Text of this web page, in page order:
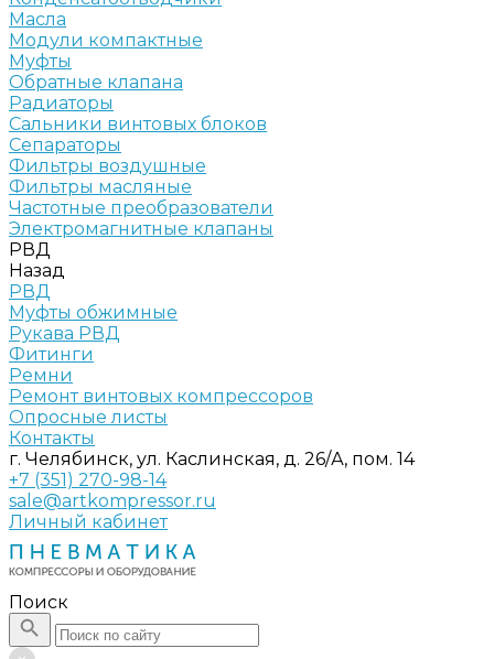
Масла
Модули компактные
Муфты
Обратные клапана
Радиаторы
Сальники винтовых блоков
Сепараторы
Фильтры воздушные
Фильтры масляные
Частотные преобразователи
Электромагнитные клапаны
РВД
Назад
РВД
Муфты обжимные
Рукава РВД
Фитинги
Ремни
Ремонт винтовых компрессоров
Опросные листы
Контакты
г. Челябинск, ул. Каслинская, д. 26/А, пом. 14
+7 (351) 270-98-14
sale@artkompressor.ru
Личный кабинет
Поиск